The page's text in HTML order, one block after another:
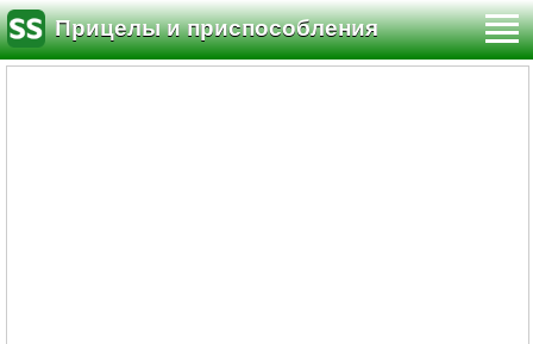
Прицелы и приспособления